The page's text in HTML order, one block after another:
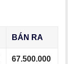
BÁN RA
67.500.000